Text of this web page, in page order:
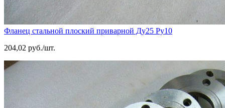
Фланец стальной плоский приварной Ду25 Ру10
204,02 руб./шт.